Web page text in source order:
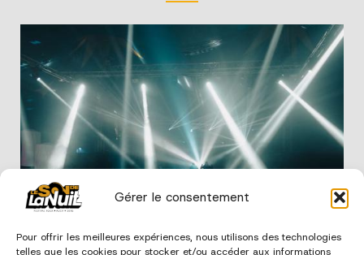
Gérer le consentement
Pour offrir les meilleures expériences, nous utilisons des technologies
telles que les cookies pour stocker et/ou accéder aux informations